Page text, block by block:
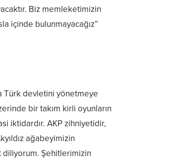
Biz memleketimizin
içinde bulunmayacağız”
Türk devletini yönetmeye
bir takım kirli oyunların
iktidardır. AKP zihniyetidir,
ağabeyimizin
diliyorum. Şehitlerimizin